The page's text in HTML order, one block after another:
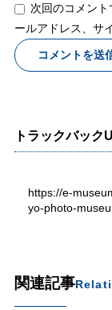
次回のコメン
ールアドレス、サ
トラックバック
https://e-
yo-photo-
関連記事